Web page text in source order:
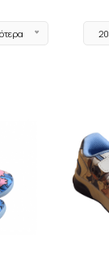
20